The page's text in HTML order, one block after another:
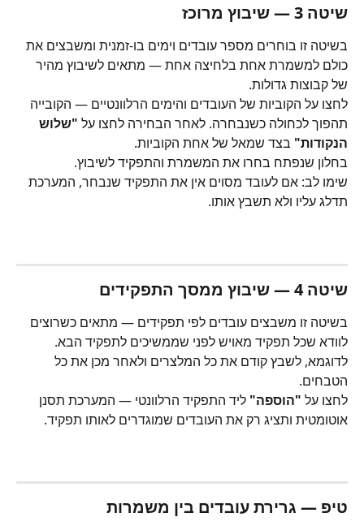
שיטה 3 — שיבוץ מרוכז
בשיטה זו בוחרים מספר עובדים וימים בו-זמנית ומשבצים את
כולם למשמרת אחת בלחיצה אחת — מתאים לשיבוץ מהיר
של קבוצות גדולות.
לחצו על הקוביות של העובדים והימים הרלוונטיים — הקובייה
תהפוך לכחולה כשנבחרה. לאחר הבחירה לחצו על "שלוש
הנקודות" בצד שמאל של אחת הקוביות.
בחלון שנפתח בחרו את המשמרת והתפקיד לשיבוץ.
שימו לב: אם לעובד מסוים אין את התפקיד שנבחר, המערכת
תדלג עליו ולא תשבץ אותו.
שיטה 4 — שיבוץ ממסך התפקידים
בשיטה זו משבצים עובדים לפי תפקידים — מתאים כשרוצים
לוודא שכל תפקיד מאויש לפני שממשיכים לתפקיד הבא.
לדוגמא, לשבץ קודם את כל המלצרים ולאחר מכן את כל
הטבחים.
לחצו על "הוספה" ליד התפקיד הרלוונטי — המערכת תסנן
אוטומטית ותציג רק את העובדים שמוגדרים לאותו תפקיד.
טיפ — גרירת עובדים בין משמרות